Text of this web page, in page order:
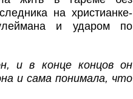
на христианке-
и ударом по
и в конце концов он
и сама понимала, что